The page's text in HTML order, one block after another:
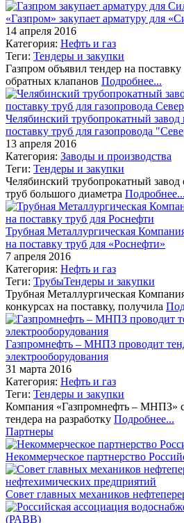
«Газпром» закупает арматуру для
14 апреля 2016
Категория: Нефть и газ
Теги: Тендеры и закупки
Газпром объявил тендер на
обратных клапанов Подробнее...
Челябинский трубопрокатный завод
поставку труб для газопровода
13 апреля 2016
Категория: Заводы и производства
Теги: Тендеры и закупки
Челябинский трубопрокатный завод
труб большого диаметра Подробнее...
Трубная Металлургическая
на поставку труб для «Роснефти»
7 апреля 2016
Категория: Нефть и газ
Теги: ТрубыТендеры и закупки
Трубная Металлургическая
конкурсах на поставку, получила
Газпромнефть – МНПЗ проводит
электрооборудования
31 марта 2016
Категория: Нефть и газ
Теги: Тендеры и закупки
Компания «Газпромнефть – МНПЗ»
тендера на разработку Подробнее...
Партнеры
Некоммерческое партнерство
Совет главных механиков